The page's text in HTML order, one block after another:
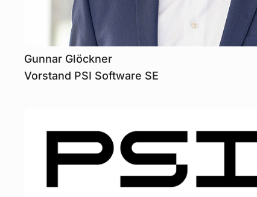
Gunnar Glöckner
Vorstand PSI Software SE